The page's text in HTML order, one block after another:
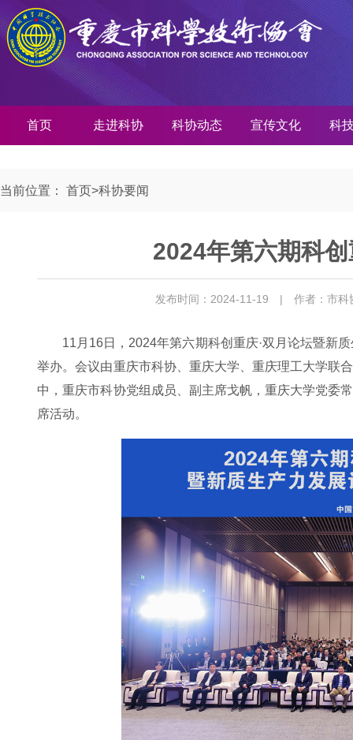
首页 走进科协 科协动态 宣传文化 科
当前位置： 首页>科协要闻
2024年第六期科
发布时间：2024-11-19 | 作者：市科
11月16日，2024年第六期科创重庆·双月论坛暨新
举办。会议由重庆市科协、重庆大学、重庆理工大学联
中，重庆市科协党组成员、副主席戈帆，重庆大学党委
席活动。